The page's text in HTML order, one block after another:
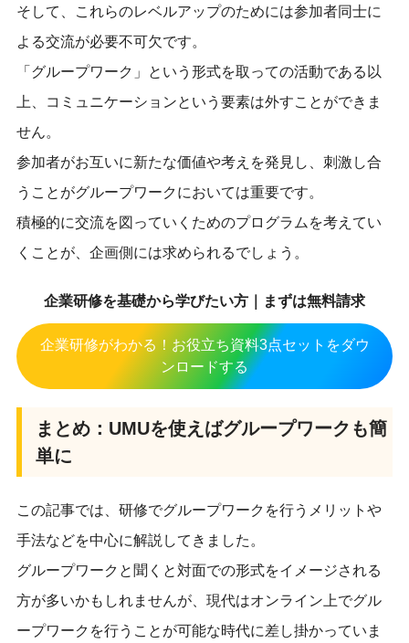
そして、これらのレベルアップのためには参加者同士に
よる交流が必要不可欠です。
「グループワーク」という形式を取っての活動である以
上、コミュニケーションという要素は外すことができま
せん。
参加者がお互いに新たな価値や考えを発見し、刺激し合
うことがグループワークにおいては重要です。
積極的に交流を図っていくためのプログラムを考えてい
くことが、企画側には求められるでしょう。
企業研修を基礎から学びたい方｜まずは無料請求
企業研修がわかる！お役立ち資料3点セットをダウ
ンロードする
まとめ：UMUを使えばグループワークも簡
単に
この記事では、研修でグループワークを行うメリットや
手法などを中心に解説してきました。
グループワークと聞くと対面での形式をイメージされる
方が多いかもしれませんが、現代はオンライン上でグル
ープワークを行うことが可能な時代に差し掛かっていま